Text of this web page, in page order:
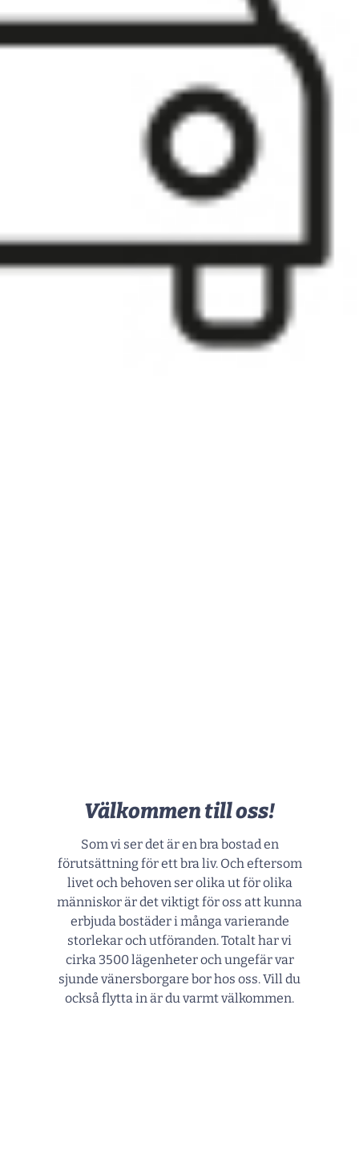
Välkommen till oss!
Som vi ser det är en bra bostad en
förutsättning för ett bra liv. Och eftersom
livet och behoven ser olika ut för olika
människor är det viktigt för oss att kunna
erbjuda bostäder i många varierande
storlekar och utföranden. Totalt har vi
cirka 3500 lägenheter och ungefär var
sjunde vänersborgare bor hos oss. Vill du
också flytta in är du varmt välkommen.